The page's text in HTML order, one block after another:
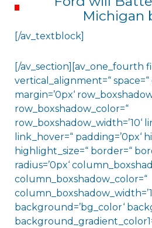
Michigan
[/av_textblock]
[/av_section][av_one_fourth
vertical_alignment=“
margin=’0px‘
row_boxshadow_color=“
row_boxshadow_width=’10‘
link_hover=“ padding=’0px‘
highlight_size=“ border=“
radius=’0px‘
column_boxshadow_color=“
background=’bg_color‘